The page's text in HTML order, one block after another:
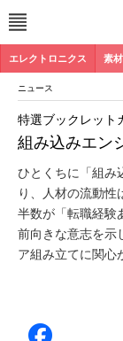
エレクトロニクス 素
ニュース
組み込みエン
特選ブックレット
ひとくちに「組み
り、人材の流動性
半数が「転職経験
前向きな意志を示
ア組み立てに関心